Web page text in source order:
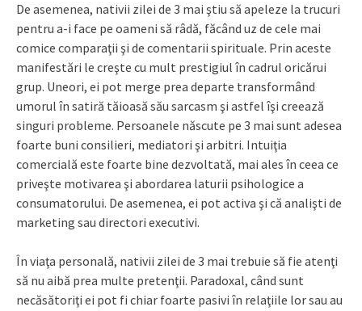
De asemenea, nativii zilei de 3 mai ştiu să apeleze la trucuri
pentru a-i face pe oameni să râdă, făcând uz de cele mai
comice comparaţii şi de comentarii spirituale. Prin aceste
manifestări le creşte cu mult prestigiul în cadrul oricărui
grup. Uneori, ei pot merge prea departe transformând
umorul în satiră tăioasă său sarcasm şi astfel îşi creează
singuri probleme. Persoanele născute pe 3 mai sunt adesea
foarte buni consilieri, mediatori şi arbitri. Intuiţia
comercială este foarte bine dezvoltată, mai ales în ceea ce
priveşte motivarea şi abordarea laturii psihologice a
consumatorului. De asemenea, ei pot activa şi că analişti de
marketing sau directori executivi.
În viaţa personală, nativii zilei de 3 mai trebuie să fie atenţi
să nu aibă prea multe pretenţii. Paradoxal, când sunt
necăsătoriţi ei pot fi chiar foarte pasivi în relaţiile lor sau au